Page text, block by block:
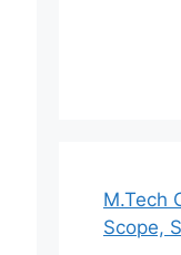
M.Tech
Scope,